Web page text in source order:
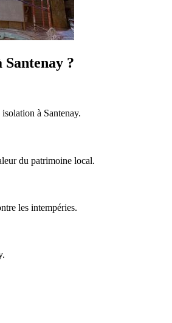
?
à Santenay.
du patrimoine local.
les intempéries.